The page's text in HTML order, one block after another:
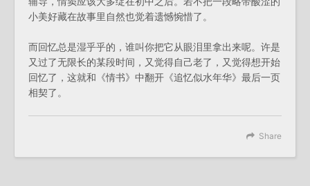
小美好藏在故事里自然也觉着遗憾惋惜了。
而回忆总是湿乎乎的，谁叫你把它从眼泪里拿出来呢。许是
又过了无限长的某段时间，又觉得自己老了，又觉得想开始
回忆了，这就和《情书》中翻开《追忆似水年华》最后一页
相契了。
Share